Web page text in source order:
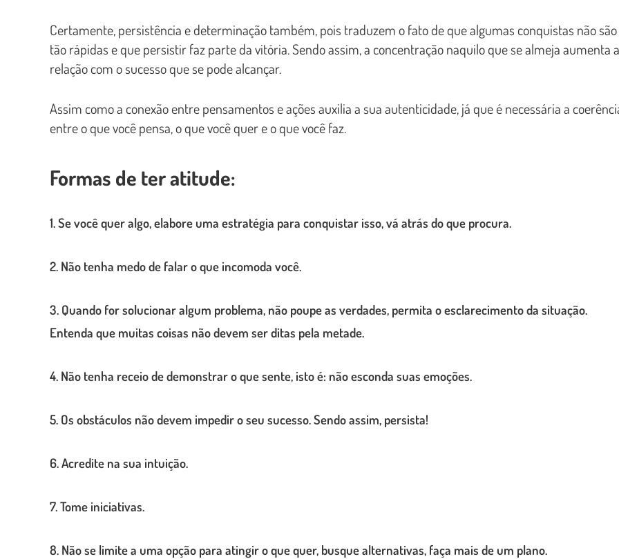
Certamente, persistência e determinação também, pois traduzem o fato de que algumas conquistas não são
tão rápidas e que persistir faz parte da vitória. Sendo assim, a concentração naquilo que se almeja aumenta a
relação com o sucesso que se pode alcançar.
Assim como a conexão entre pensamentos e ações auxilia a sua autenticidade, já que é necessária a
entre o que você pensa, o que você quer e o que você faz.
Formas de ter atitude:
1. Se você quer algo, elabore uma estratégia para conquistar isso, vá atrás do que procura.
2. Não tenha medo de falar o que incomoda você.
3. Quando for solucionar algum problema, não poupe as verdades, permita o esclarecimento da situação.
Entenda que muitas coisas não devem ser ditas pela metade.
4. Não tenha receio de demonstrar o que sente, isto é: não esconda suas emoções.
5. Os obstáculos não devem impedir o seu sucesso. Sendo assim, persista!
6. Acredite na sua intuição.
7. Tome iniciativas.
8. Não se limite a uma opção para atingir o que quer, busque alternativas, faça mais de um plano.